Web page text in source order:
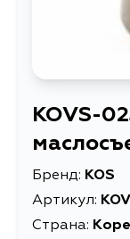
KOVS-
Бренд: KOS
Артикул:
Страна: